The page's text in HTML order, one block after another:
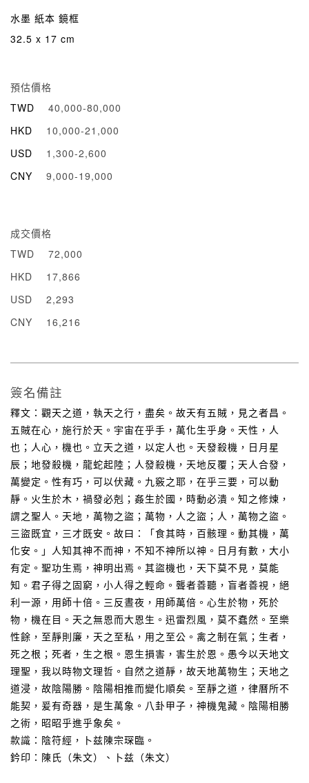
水墨 紙本 鏡框
32.5 x 17 cm
預估價格
TWD
40,000-80,000
HKD
10,000-21,000
USD
1,300-2,600
CNY
9,000-19,000
成交價格
TWD
72,000
HKD
17,866
USD
2,293
CNY
16,216
簽名備註
釋文：觀天之道，執天之行，盡矣。故天有五賊，見之者昌。
五賊在心，施行於天。宇宙在乎手，萬化生乎身。天性，人
也；人心，機也。立天之道，以定人也。天發殺機，日月星
辰；地發殺機，龍蛇起陸；人發殺機，天地反覆；天人合發，
萬變定。性有巧，可以伏藏。九竅之耶，在乎三要，可以動
靜。火生於木，禍發必剋；姦生於國，時動必潰。知之修煉，
謂之聖人。天地，萬物之盜；萬物，人之盜；人，萬物之盜。
三盜既宜，三才既安。故曰：「食其時，百骸理。動其機，萬
化安。」人知其神不而神，不知不神所以神。日月有數，大小
有定。聖功生焉，神明出焉。其盜機也，天下莫不見，莫能
知。君子得之固窮，小人得之輕命。聾者善聽，盲者善視，絕
利一源，用師十倍。三反晝夜，用師萬倍。心生於物，死於
物，機在目。天之無恩而大恩生。迅雷烈風，莫不蠢然。至樂
性餘，至靜則廉，天之至私，用之至公。禽之制在氣；生者，
死之根；死者，生之根。恩生損害，害生於恩。愚今以天地文
理聖，我以時物文理哲。自然之道靜，故天地萬物生；天地之
道浸，故陰陽勝。陰陽相推而變化順矣。至靜之道，律曆所不
能契，爰有奇器，是生萬象。八卦甲子，神機鬼藏。陰陽相勝
之術，昭昭乎進乎象矣。
款識：陰符經，卜兹陳宗琛臨。
鈐印：陳氏（朱文）、卜兹（朱文）